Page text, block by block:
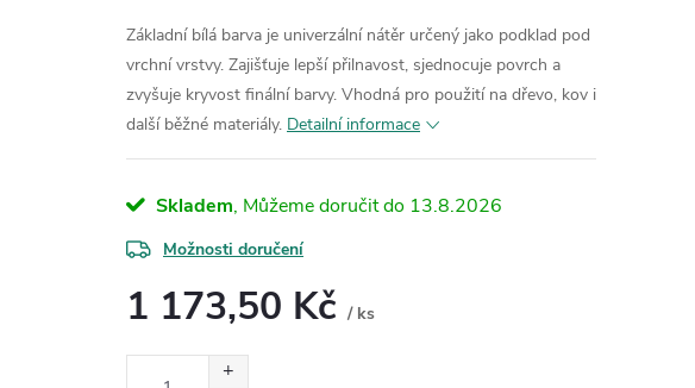
Základní bílá barva je univerzální nátěr určený jako podklad pod
vrchní vrstvy. Zajišťuje lepší přilnavost, sjednocuje povrch a
zvyšuje kryvost finální barvy. Vhodná pro použití na dřevo, kov i
další běžné materiály. Detailní informace
Skladem 13.8.2026
Možnosti doručení
1 173,50 Kč / ks